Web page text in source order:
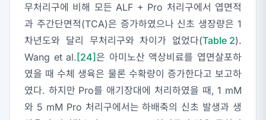
무처리구에 비해 모든 ALF + Pro 처리구에서 엽면적
과 주간단면적(TCA)은 증가하였으나 신초 생장량은 1
차년도와 달리 무처리구와 차이가 없었다(Table 2).
Wang et al.[24]은 아미노산 액상비료를 엽면살포하
였을 때 수체 생육은 물론 수확량이 증가한다고 보고하
였다. 하지만 Pro를 애기장대에 처리하였을 때, 1 mM
와 5 mM Pro 처리구에서는 하배축의 신초 발생과 생